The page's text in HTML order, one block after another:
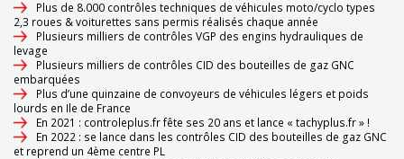
Plus de 8.000 contrôles techniques de véhicules moto/cyclo types
2,3 roues & voiturettes sans permis réalisés chaque année
Plusieurs milliers de contrôles VGP des engins hydrauliques de
levage
Plusieurs milliers de contrôles CID des bouteilles de gaz GNC
embarquées
Plus d’une quinzaine de convoyeurs de véhicules légers et poids
lourds en Ile de France
En 2021 : controleplus.fr fête ses 20 ans et lance « tachyplus.fr » !
En 2022 : se lance dans les contrôles CID des bouteilles de gaz GNC
et reprend un 4ème centre PL